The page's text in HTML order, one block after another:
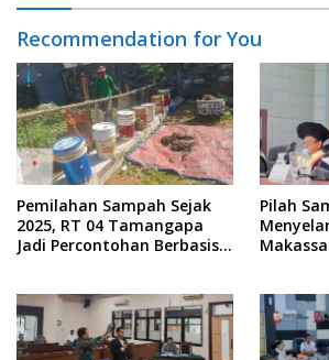
Recommendation for You
Pemilahan Sampah Sejak
2025, RT 04 Tamangapa
Jadi Percontohan Berbasis
Pilah